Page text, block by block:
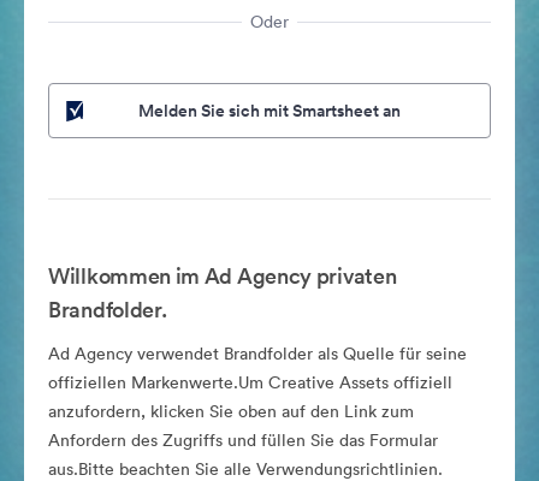
Oder
Melden Sie sich mit Smartsheet an
Willkommen im Ad Agency privaten
Brandfolder.
Ad Agency verwendet Brandfolder als Quelle für seine
offiziellen Markenwerte.Um Creative Assets offiziell
anzufordern, klicken Sie oben auf den Link zum
Anfordern des Zugriffs und füllen Sie das Formular
aus.Bitte beachten Sie alle Verwendungsrichtlinien.